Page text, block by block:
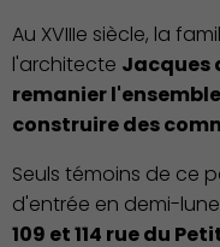
Au XVIIIe siècle, la
l'architecte Jacques
remanier
construire des
Seuls témoins de ce
d'entrée en demi-
109 et 114 rue du